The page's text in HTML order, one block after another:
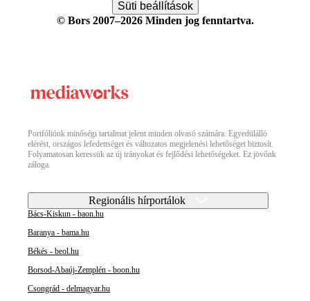
Süti beállítások
© Bors 2007–2026 Minden jog fenntartva.
Portfóliónk minőségi tartalmat jelent minden olvasó számára. Egyedülálló
elérést, országos lefedettséget és változatos megjelenési lehetőséget biztosít.
Folyamatosan keressük az új irányokat és fejlődési lehetőségeket. Ez jövőnk
záloga.
Regionális hírportálok
Bács-Kiskun - baon.hu
Baranya - bama.hu
Békés - beol.hu
Borsod-Abaúj-Zemplén - boon.hu
Csongrád - delmagyar.hu